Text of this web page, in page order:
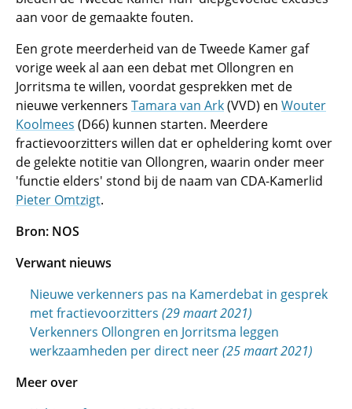
aan voor de gemaakte fouten.
Een grote meerderheid van de Tweede Kamer gaf
vorige week al aan een debat met Ollongren en
Jorritsma te willen, voordat gesprekken met de
nieuwe verkenners Tamara van Ark(VVD) en Wouter
Koolmees (D66) kunnen starten. Meerdere
fractievoorzitters willen dat er opheldering komt over
de gelekte notitie van Ollongren, waarin onder meer
'functie elders' stond bij de naam van CDA-Kamerlid
Pieter Omtzigt.
Bron: NOS
Verwant nieuws
Nieuwe verkenners pas na Kamerdebat in gesprek
met fractievoorzitters (29 maart 2021)
Verkenners Ollongren en Jorritsma leggen
werkzaamheden per direct neer(25 maart 2021)
Meer over